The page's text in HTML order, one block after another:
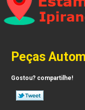
Peças
Gostou? compartilhe!